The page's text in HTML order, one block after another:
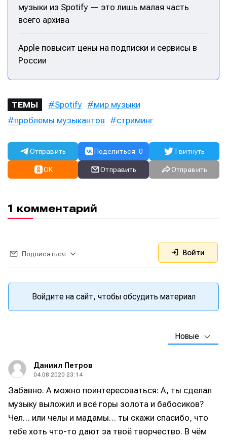
Информация
Редакционная политика (в разработке)
Предложение новостей
Информация
Редакционная политика (в разработке)
Предложение новостей
музыки из Spotify — это лишь малая часть
всего архива
Apple повысит цены на подписки и сервисы в
России
ТЕМЫ Spotify
мир музыки
проблемы музыкантов
стриминг
Отправить Поделиться 0 Твитнуть
OK Отправить Отправить
1 комментарий
Подписаться Войти
Войдите на сайт, чтобы обсудить материал
Новые
Даниил Петров
04.08.2020 23:14
Забавно. А можно поинтересоваться: А, ты сделал
музыку выложил и всё горы золота и бабосиков?
Чел… или челы и мадамы… ты скажи спасибо, что
тебе хоть что-то дают за твоё творчество. В чём